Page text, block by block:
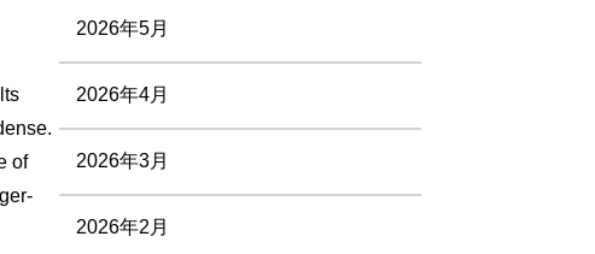
of
2026年5月
2026年4月
2026年3月
2026年2月